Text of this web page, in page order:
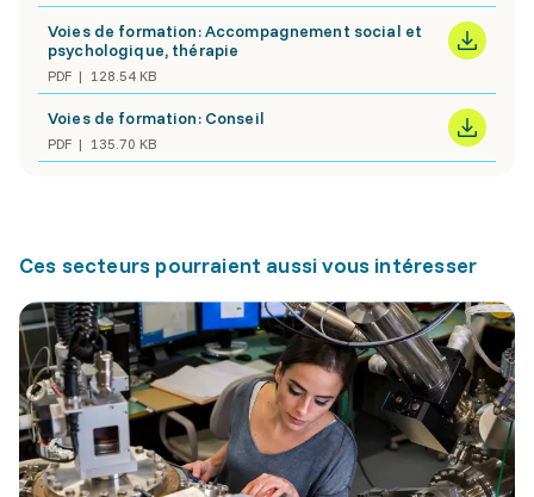
Voies de formation: Accompagnement social et
psychologique, thérapie
PDF 128.54 KB
Voies de formation: Conseil
PDF 135.70 KB
Ces secteurs pourraient aussi vous intéresser